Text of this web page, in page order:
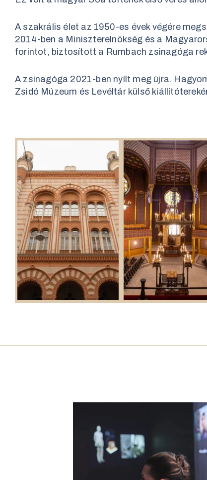
A szakrális élet az 1950-es évek végére
2014-ben a Miniszterelnökség és a
forintot, biztosított a Rumbach zsinagóga
A zsinagóga 2021-ben nyílt meg újra.
Zsidó Múzeum és Levéltár külső